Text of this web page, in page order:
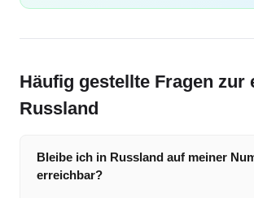
Häufig gestellte Fragen zur
Russland
Bleibe ich in Russland auf meiner
erreichbar?